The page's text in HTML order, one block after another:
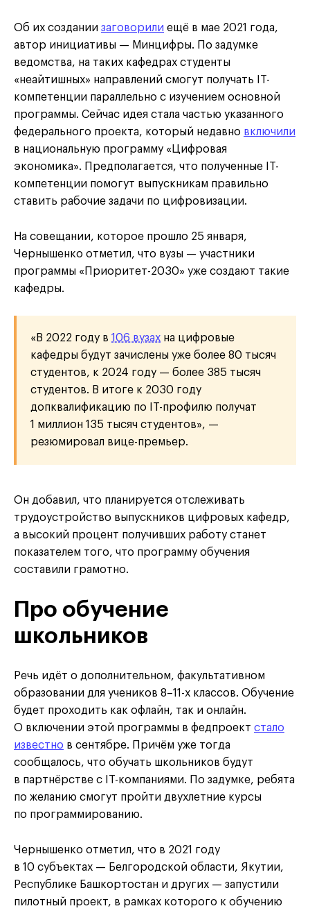
Об их создании заговорили ещё в мае 2021 года,
автор инициативы — Минцифры. По задумке
ведомства, на таких кафедрах студенты
«неайтишных» направлений смогут получать IT-
компетенции параллельно с изучением основной
программы. Сейчас идея стала частью указанного
федерального проекта, который недавно включили
в национальную программу «Цифровая
экономика». Предполагается, что полученные IT-
компетенции помогут выпускникам правильно
ставить рабочие задачи по цифровизации.
На совещании, которое прошло 25 января,
Чернышенко отметил, что вузы — участники
программы «Приоритет-2030» уже создают такие
кафедры.
«В 2022 году в 106 вузах на цифровые
кафедры будут зачислены уже более 80 тысяч
студентов, к 2024 году — более 385 тысяч
студентов. В итоге к 2030 году
допквалификацию по IT-профилю получат
1 миллион 135 тысяч студентов», —
резюмировал вице-премьер.
Он добавил, что планируется отслеживать
трудоустройство выпускников цифровых кафедр,
а высокий процент получивших работу станет
показателем того, что программу обучения
составили грамотно.
Про обучение
школьников
Речь идёт о дополнительном, факультативном
образовании для учеников 8–11-х классов. Обучение
будет проходить как офлайн, так и онлайн.
О включении этой программы в федпроект стало
известно в сентябре. Причём уже тогда
сообщалось, что обучать школьников будут
в партнёрстве с IT-компаниями. По задумке, ребята
по желанию смогут пройти двухлетние курсы
по программированию.
Чернышенко отметил, что в 2021 году
в 10 субъектах — Белгородской области, Якутии,
Республике Башкортостан и других — запустили
пилотный проект, в рамках которого к обучению